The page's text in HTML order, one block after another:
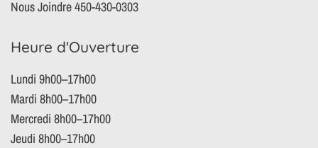
Nous Joindre 450-430-0303
Heure d'Ouverture
Lundi 9h00–17h00
Mardi 8h00–17h00
Mercredi 8h00–17h00
Jeudi 8h00–17h00